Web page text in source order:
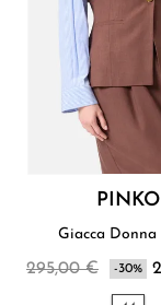
PINKO
295,00 € -30%